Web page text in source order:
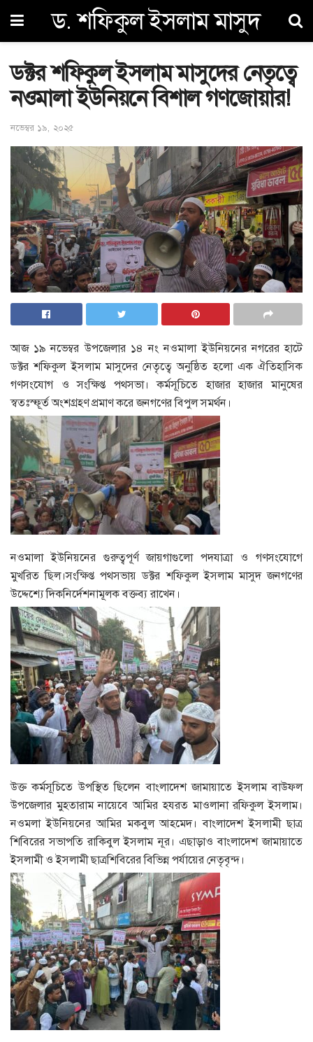
ড. শফিকুল ইসলাম মাসুদ
ডক্টর শফিকুল ইসলাম মাসুদের নেতৃত্বে
নওমালা ইউনিয়নে বিশাল গণজোয়ার!
নভেম্বর ১৯, ২০২৫
​আজ ১৯ নভেম্বর উপজেলার ১৪ নং নওমালা ইউনিয়নের নগরের হাটে
ডক্টর শফিকুল ইসলাম মাসুদের নেতৃত্বে অনুষ্ঠিত হলো এক ঐতিহাসিক
গণসংযোগ ও সংক্ষিপ্ত পথসভা। কর্মসূচিতে হাজার হাজার মানুষের
স্বতঃস্ফূর্ত অংশগ্রহণ প্রমাণ করে জনগণের বিপুল সমর্থন।
​​নওমালা ইউনিয়নের গুরুত্বপূর্ণ জায়গাগুলো পদযাত্রা ও গণসংযোগে
মুখরিত ছিল।সংক্ষিপ্ত পথসভায় ডক্টর শফিকুল ইসলাম মাসুদ জনগণের
উদ্দেশ্যে দিকনির্দেশনামূলক বক্তব্য রাখেন।
​উক্ত কর্মসূচিতে উপস্থিত ছিলেন বাংলাদেশ জামায়াতে ইসলাম বাউফল
উপজেলার মুহতারাম নায়েবে আমির হযরত মাওলানা রফিকুল ইসলাম।
নওমলা ইউনিয়নের আমির মকবুল আহমেদ। ​বাংলাদেশ ইসলামী ছাত্র
শিবিরের সভাপতি রাকিবুল ইসলাম নূর। ​এছাড়াও বাংলাদেশ জামায়াতে
ইসলামী ও ইসলামী ছাত্রশিবিরের বিভিন্ন পর্যায়ের নেতৃবৃন্দ।